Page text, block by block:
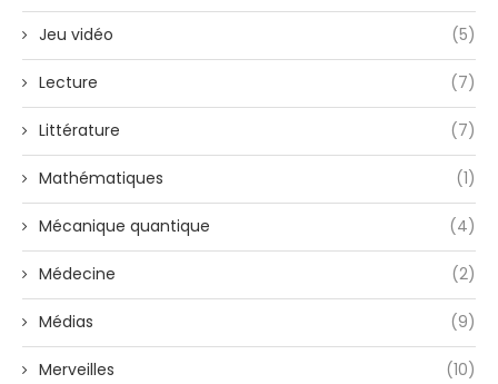
Jeu vidéo (5)
Lecture (7)
Littérature (7)
Mathématiques (1)
Mécanique quantique (4)
Médecine (2)
Médias (9)
Merveilles (10)